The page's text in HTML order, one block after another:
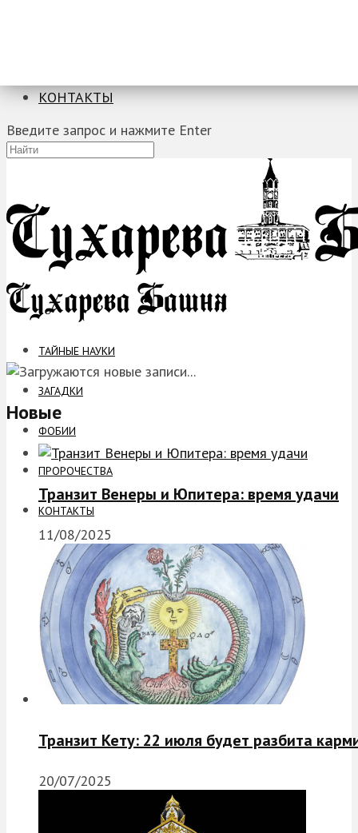
КОНТАКТЫ
Введите запрос и нажмите Enter
ТАЙНЫЕ НАУКИ
ЗАГАДКИ
ФОБИИ
ПРОРОЧЕСТВА
КОНТАКТЫ
Новые
Транзит Венеры и Юпитера: время удачи
11/08/2025
Транзит Кету: 22 июля будет разбита
20/07/2025